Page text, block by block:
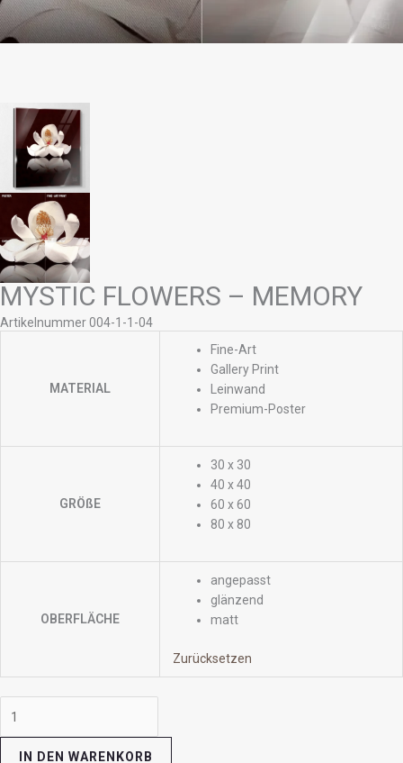
MYSTIC FLOWERS – MEMORY
Artikelnummer 004-1-1-04
MATERIAL
Fine-Art
Gallery Print
Leinwand
Premium-Poster
GRÖßE
30 x 30
40 x 40
60 x 60
80 x 80
OBERFLÄCHE
angepasst
glänzend
matt
Zurücksetzen
IN DEN WARENKORB